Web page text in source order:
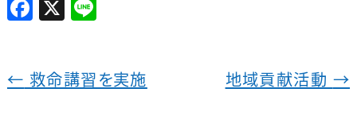
F
a
e
X Li
← 救命講習を実施 地域貢献活動 →